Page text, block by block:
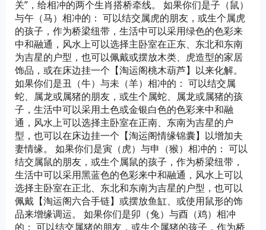
关”，给相冲的两个生肖搭桥牵线。 如果你们是子（鼠）
与午（马）相冲的： 可以结交属虎的朋友，或生个属虎
的孩子，作为桥梁纽带，生活中可以采用绿色的色彩来
中和融通，风水上可以选择主卧室在正东、东北和东南
为吉星的户型，也可以佩戴或摆放木类、虎造型的家居
饰品，或在床边挂一个【淘运阁桃木葫芦】以来化解。
如果你们是丑（牛）与未（羊）相冲的： 可以结交属
蛇、属龙或属猪的朋友，或生个属蛇、属龙或属猪的孩
子，生活中可以采用土色或金银白色的色彩来中和融
通，风水上可以选择主卧室在正南、东南为吉星的户
型，也可以在床边挂一个【淘运阁情缘锦囊】以增加夫
妻情缘。 如果你们是寅（虎）与申（猴）相冲的： 可以
结交属鼠的朋友，或生个属鼠的孩子，作为桥梁纽带，
生活中可以采用黑蓝色的色彩来中和融通，风水上可以
选择主卧室在正北、东北和东南为吉星的户型，也可以
佩戴【淘运阁六合手链】或摆放鱼缸、或使用鼠形的饰
品来增缘调运。 如果你们是卯（兔）与酉（鸡）相冲
的： 可以结交属猪的朋友，或生个属猪的孩子，作为桥